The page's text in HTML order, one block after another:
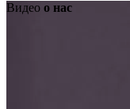
Видео о нас